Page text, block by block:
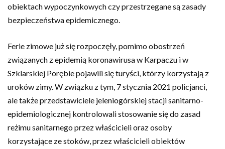
obiektach wypoczynkowych czy przestrzegane są zasady
bezpieczeństwa epidemicznego.
Ferie zimowe już się rozpoczęły, pomimo obostrzeń
związanych z epidemią koronawirusa w Karpaczu i w
Szklarskiej Porębie pojawili się turyści, którzy korzystają z
uroków zimy. W związku z tym, 7 stycznia 2021 policjanci,
ale także przedstawiciele jeleniogórskiej stacji sanitarno-
epidemiologicznej kontrolowali stosowanie się do zasad
reżimu sanitarnego przez właścicieli oraz osoby
korzystające ze stoków, przez właścicieli obiektów